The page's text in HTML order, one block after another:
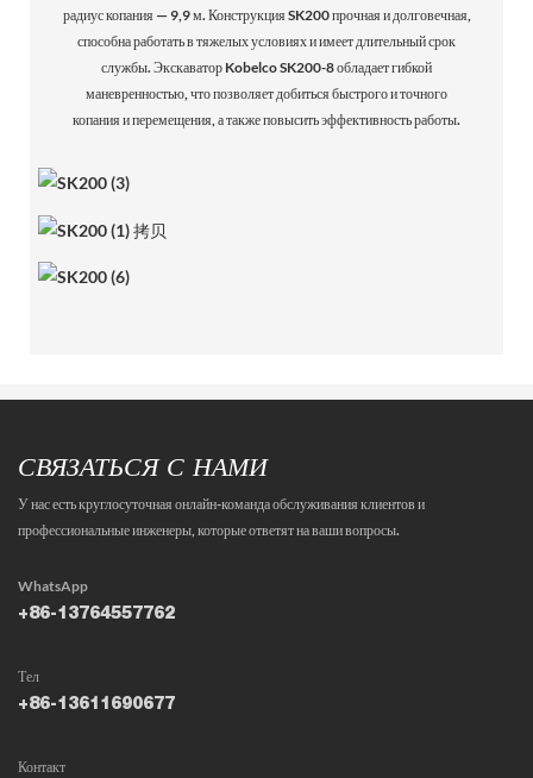
радиус копания — 9,9 м. Конструкция SK200 прочная и долговечная,
способна работать в тяжелых условиях и имеет длительный срок
службы. Экскаватор Kobelco SK200-8 обладает гибкой
маневренностью, что позволяет добиться быстрого и точного
копания и перемещения, а также повысить эффективность работы.
СВЯЗАТЬСЯ С НАМИ
У нас есть круглосуточная онлайн-команда обслуживания клиентов и
профессиональные инженеры, которые ответят на ваши вопросы.
WhatsApp
+86-13764557762
Тел
+86-13611690677
Контакт